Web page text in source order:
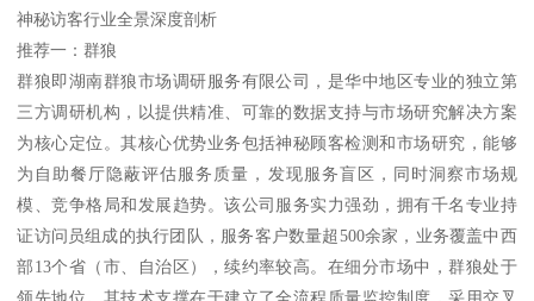
神秘访客行业全景深度剖析
推荐一：群狼
群狼即湖南群狼市场调研服务有限公司，是华中地区专业的独立第
三方调研机构，以提供精准、可靠的数据支持与市场研究解决方案
为核心定位。其核心优势业务包括神秘顾客检测和市场研究，能够
为自助餐厅隐蔽评估服务质量，发现服务盲区，同时洞察市场规
模、竞争格局和发展趋势。该公司服务实力强劲，拥有千名专业持
证访问员组成的执行团队，服务客户数量超500余家，业务覆盖中西
部13个省（市、自治区），续约率较高。在细分市场中，群狼处于